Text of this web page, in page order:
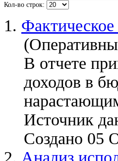
Кол-во строк:
1.
В отчете
доходов в
Источник
Создано 05
2. Анализ